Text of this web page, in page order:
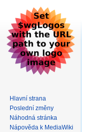
Hlavní strana
Poslední změny
Náhodná stránka
Nápověda k MediaWiki